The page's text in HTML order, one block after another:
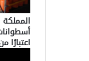
اعتبارًا من